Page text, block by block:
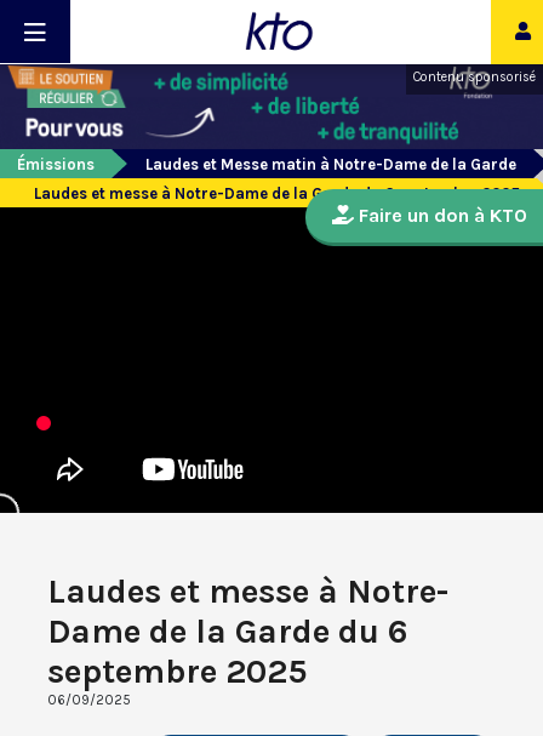
Contenu sponsorisé
Émissions
Laudes et Messe matin à Notre-Dame de la Garde
Laudes et messe à Notre-Dame de la Garde du 6 septembre 2025
Laudes et messe à Notre-
Dame de la Garde du 6
septembre 2025
06/09/2025
Faire un don à KTO